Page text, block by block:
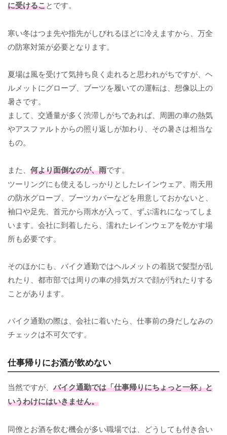
に受けることです。
寒い冬はつま先や指先がしびれるほどに冷えますから、万全
の防寒対策が必要となります。
夏場は風を受けて気持ち良く走れると思われがちですが、ヘ
ルメットにグローブ、ブーツを履いての運転は、想像以上の
暑さです。
まして、交通量が多く渋滞しがちであれば、周囲の車の熱気
やアスファルトからの照り返しが加わり、その暑さは相当な
もの。
また、 何より面倒なのが、雨です。
ツーリングにも使えるしっかりとしたレインウェア、雨天用
の防水グローブ、ブーツカバーなどを用意しておかないと、
袖口や足先、首元から雨水が入って、ずぶ濡れになってしま
います。会社に到着したら、濡れたレインウェアを乾かす場
所も必要です。
そのほかにも、バイク通勤ではヘルメットの着脱で髪型が乱
れたり、都市部では周りの車の排気ガスで顔が汚れたりする
ことがあります。
バイク通勤の際は、会社に着いたら、仕事前の身だしなみの
チェックは不可欠です。
仕事帰りにお酒が飲めない
当然ですが、 バイク通勤では「仕事帰りにちょっと一杯」と
いうわけにはいきません。
同僚とお酒を飲む機会が多い職場では、どうしても付き合い